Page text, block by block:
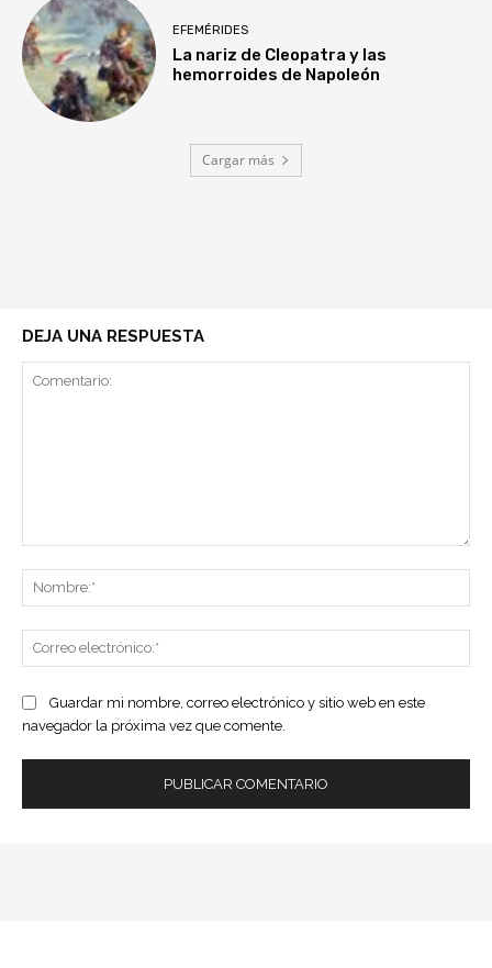
EFEMÉRIDES
La nariz de Cleopatra y las
hemorroides de Napoleón
Cargar más
DEJA UNA RESPUESTA
Guardar mi nombre, correo electrónico y sitio web en este
navegador la próxima vez que comente.